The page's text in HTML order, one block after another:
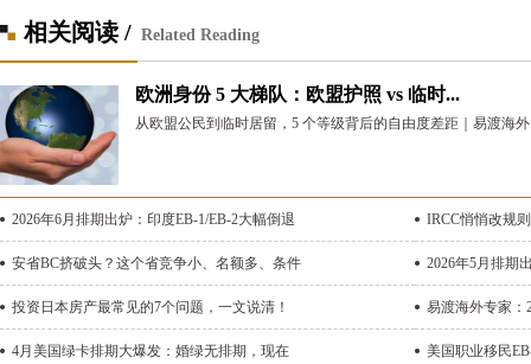
相关阅读 / Related Reading
欧洲身份 5 大梯队：欧盟护照 vs 临时...
从欧盟公民到临时居留，5 个等级背后的自由度差距｜易渡海
2026年6月排期出炉：印度EB-1/EB-2大幅倒退 IRCC悄悄改规
安省BC挤破头？这个省竞争小、名额多、条件 2026年5月排期
投资日本房产最常见的7个问题，一文说清！ 易渡海外专家：
4月美国绿卡排期大爆发：婚绿无排期，现在 美国职业移民